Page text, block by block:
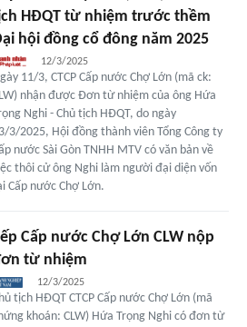
HĐQT từ nhiệm trước thềm
hội đồng cổ đông năm 2025
12/3/2025
11/3, CTCP Cấp nước Chợ Lớn (mã ck:
nhận được Đơn từ nhiệm của ông Hứa
Nghi - Chủ tịch HĐQT, do ngày
3/2025, Hội đồng thành viên Tổng Công ty
nước Sài Gòn TNHH MTV có văn bản về
thôi cử ông Nghi làm người đại diện vốn
Cấp nước Chợ Lớn.
Cấp nước Chợ Lớn CLW nộp
từ nhiệm
12/3/2025
tịch HĐQT CTCP Cấp nước Chợ Lớn (mã
khoán: CLW) Hứa Trọng Nghi có đơn từ